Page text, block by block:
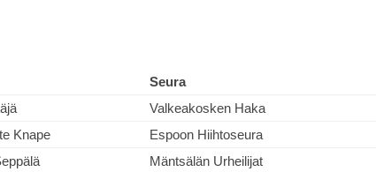
Seura
Valkeakosken Haka
Knape Espoon Hiihtoseura
Mäntsälän Urheilijat